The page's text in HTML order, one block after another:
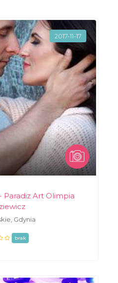
2017-11-17
Paradiz Art Olimpia
Gdynia
brak